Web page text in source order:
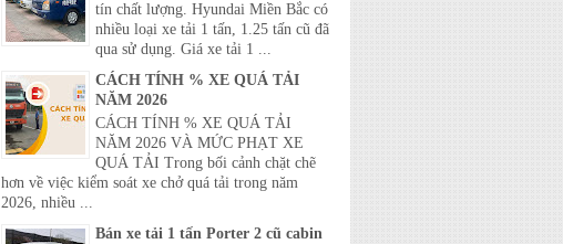
tín chất lượng. Hyundai Miền Bắc có
nhiều loại xe tải 1 tấn, 1.25 tấn cũ đã
qua sử dụng. Giá xe tải 1 ...
CÁCH TÍNH % XE QUÁ TẢI
NĂM 2026
CÁCH TÍNH % XE QUÁ TẢI
NĂM 2026 VÀ MỨC PHẠT XE
QUÁ TẢI Trong bối cảnh chặt chẽ
hơn về việc kiểm soát xe chở quá tải trong năm
2026, nhiều ...
Bán xe tải 1 tấn Porter 2 cũ cabin